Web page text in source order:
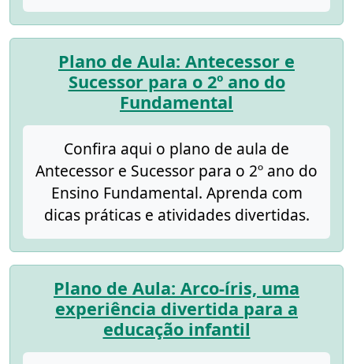
Plano de Aula: Antecessor e
Sucessor para o 2º ano do
Fundamental
Confira aqui o plano de aula de
Antecessor e Sucessor para o 2º ano do
Ensino Fundamental. Aprenda com
dicas práticas e atividades divertidas.
Plano de Aula: Arco-íris, uma
experiência divertida para a
educação infantil